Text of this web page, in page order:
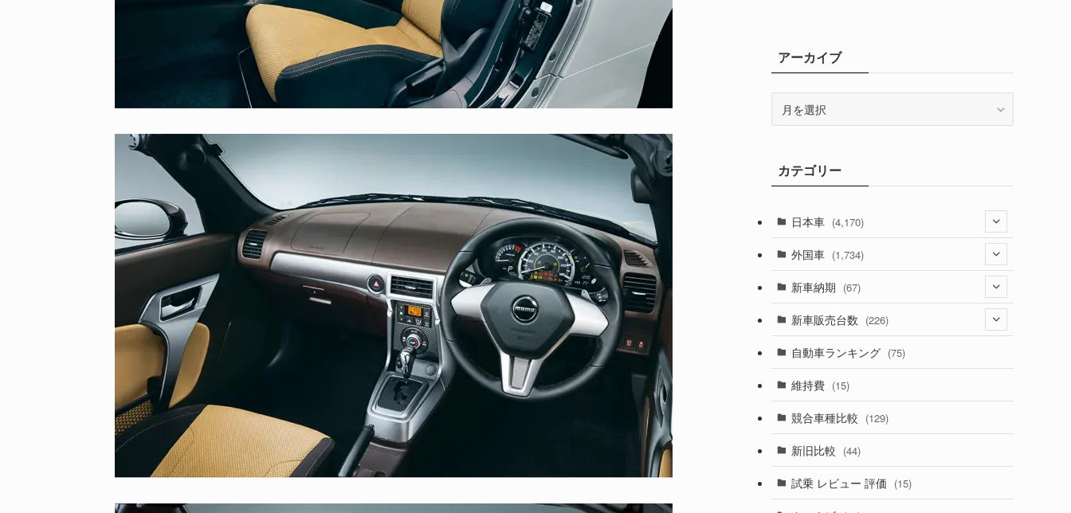
アーカイブ
ブカテゴリー
日本車 (4,170)
(1,320)
(329)
(525)
(356)
(328)
(194)
(230)
(253)
外国車 (1,734)
(188)
(242)
(85)
(84)
(14)
(222)
新車納期 (67)
(28)
(8)
(3)
(3)
(5)
新車販売台数 (226)
(21)
(5)
(7)
自動車ランキング (75)
維持費 (15)
競合車種比較 (129)
新旧比較 (44)
試乗 レビュー 評価 (15)